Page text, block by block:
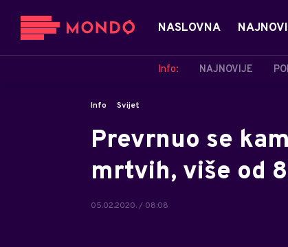
NASLOVNA
Info: NAJNOVIJE
Info Svijet
Prevrnuo se
mrtvih, više od
05.02.2020. / 08:08